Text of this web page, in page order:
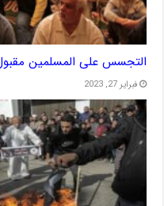
التجسس على المسلمين
فبراير 27, 2023